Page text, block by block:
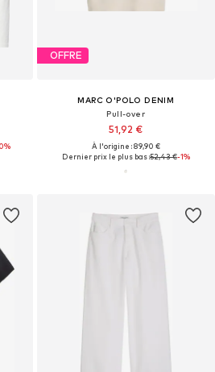
OFFRE
MARC O'POLO DENIM
Pull-over
51,92 €
À l'origine : 89,90 €
Dernier prix le plus bas :52,43 €-1%